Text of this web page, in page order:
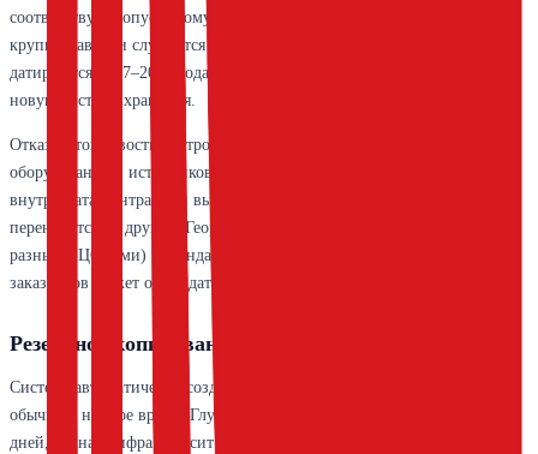
соответствует допустимому простою примерно 3,5 часа. На практике
крупные аварии случаются редко, последние заметные инциденты
датируются 2017–2018 годами, когда шли работы по миграции на
новую систему хранения.
Отказоустойчивость построена на резервировании серверов, сетевого
оборудования и источников питания. Базы данных реплицируются
внутри дата-центра; при выходе из строя одного узла нагрузка
переносится на другой. Геораспределённого резервирования (между
разными ЦОДами) в стандартном тарифе нет, но для крупных
заказчиков может обсуждаться индивидуально.
Резервное копирование
Система автоматически создаёт резервные копии всех баз ежедневно,
обычно в ночное время. Глубина хранения бэкапов — не менее 7
дней, точная цифра зависит от тарифа (на старших тарифах до 30